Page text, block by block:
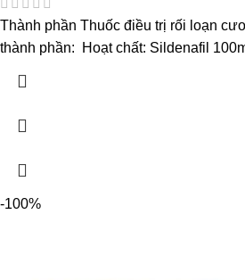
Thành phần Thuốc điều trị rối loạn
thành phần: Hoạt chất: Sildenafil
-100%